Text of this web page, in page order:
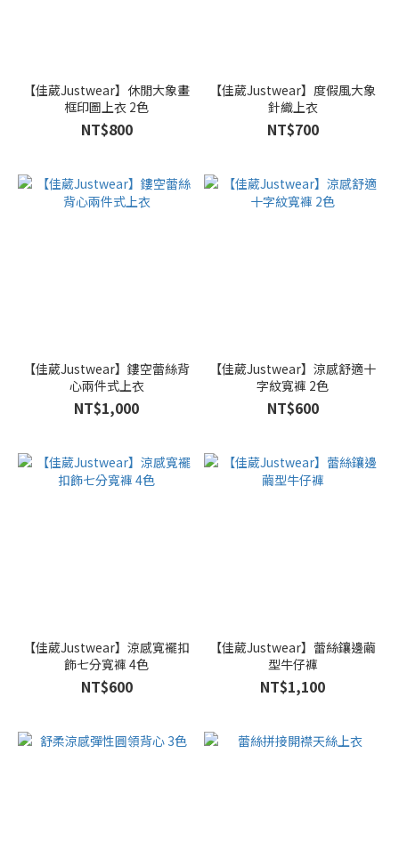
【佳葳Justwear】休閒大象畫
框印圖上衣 2色
NT$800
【佳葳Justwear】度假風大象
針織上衣
NT$700
【佳葳Justwear】鏤空蕾絲背
心兩件式上衣
NT$1,000
【佳葳Justwear】涼感舒適十
字紋寬褲 2色
NT$600
【佳葳Justwear】涼感寬襬扣
飾七分寬褲 4色
NT$600
【佳葳Justwear】蕾絲鑲邊繭
型牛仔褲
NT$1,100